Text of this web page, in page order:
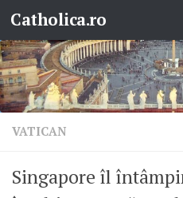
Skip to content
Catholica.ro
VATICAN
Singapore îl